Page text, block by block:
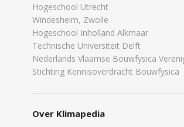
Hogeschool Utrecht
Windesheim, Zwolle
Hogeschool Inholland Alkmaar
Technische Universiteit Delft
Nederlands Vlaamse Bouwfysica
Stichting Kennisoverdracht Bouwfysica
Over Klimapedia